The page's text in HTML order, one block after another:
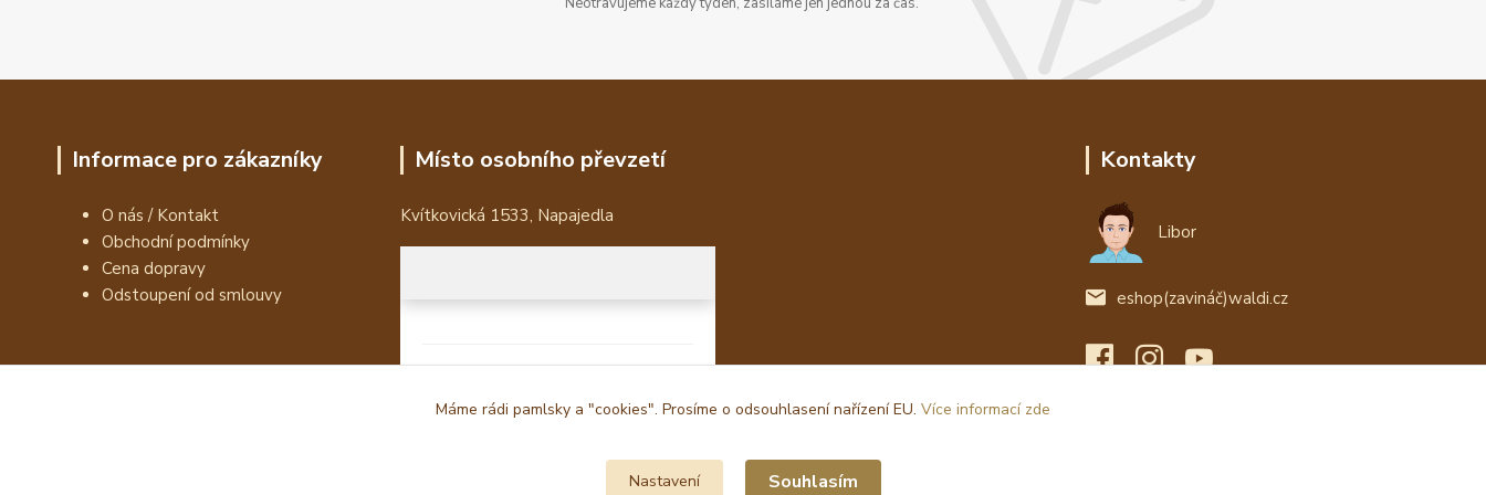
Informace pro zákazníky
O nás / Kontakt
Obchodní podmínky
Cena dopravy
Odstoupení od smlouvy
Místo osobního převzetí
Kvítkovická 1533, Napajedla
Kontakty
Libor
eshop(zavináč)waldi.cz
Máme rádi pamlsky a "cookies". Prosíme o odsouhlasení nařízení EU. Více informací zde
Nastavení Souhlasím